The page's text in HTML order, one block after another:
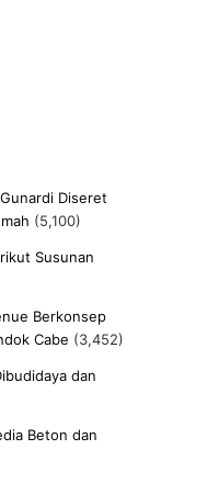
Diseret
(5,100)
Susunan
Berkonsep
Cabe (3,452)
dan
Beton dan